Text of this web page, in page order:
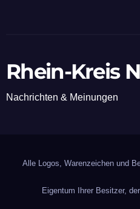
Rhein-Kreis
Nachrichten & Meinungen
Alle Logos, Warenzeichen und
Eigentum Ihrer Besitzer,